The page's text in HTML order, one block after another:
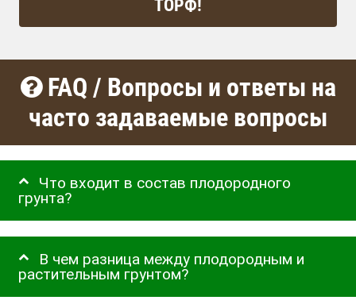
ТОРФ!
FAQ / Вопросы и ответы на
часто задаваемые вопросы
Что входит в состав плодородного
грунта?
В чем разница между плодородным и
растительным грунтом?